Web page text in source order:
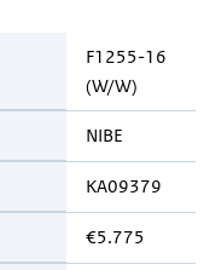
F1255-16
(W/W)
NIBE
KA09379
€5.775